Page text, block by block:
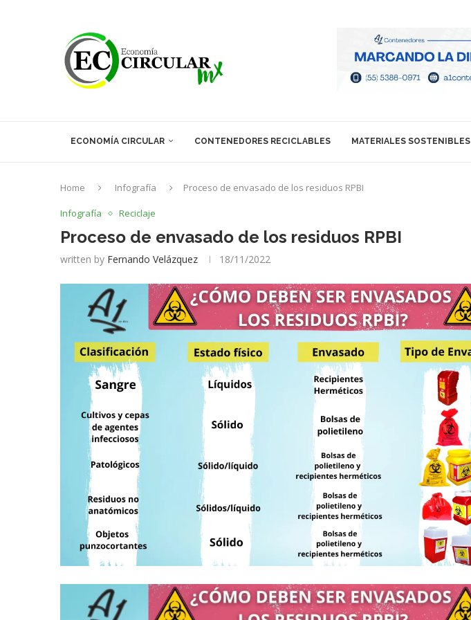
ECONOMÍA CIRCULAR CONTENEDORES RECICLABLES MATERIALES SOSTENIBLES
Home Infografía Proceso de envasado de los residuos RPBI
Infografía Reciclaje
Proceso de envasado de los residuos RPBI
written by Fernando Velázquez 18/11/2022